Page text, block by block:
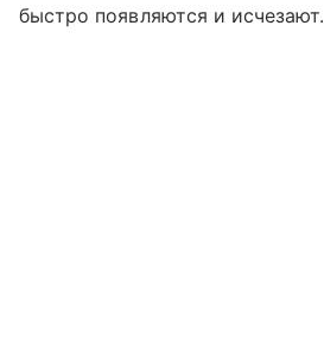
быстро появляются и исчезают.